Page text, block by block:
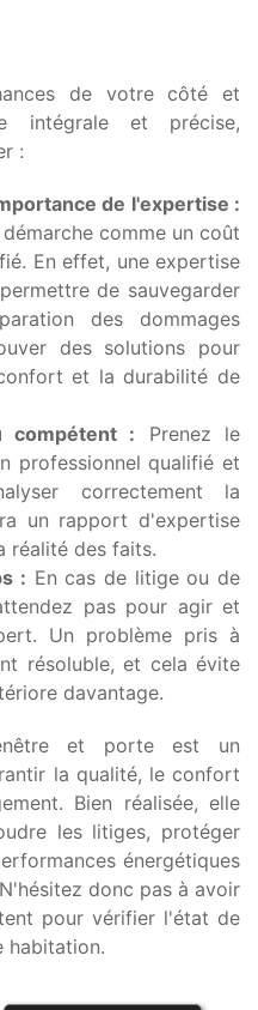
de votre côté et
intégrale et précise,
:
de l'expertise :
comme un coût
En effet, une expertise
de sauvegarder
des dommages
des solutions pour
et la durabilité de
compétent : Prenez le
professionnel qualifié et
correctement la
un rapport d'expertise
réalité des faits.
: En cas de litige ou de
pas pour agir et
Un problème pris à
résoluble, et cela évite
davantage.
et porte est un
la qualité, le confort
Bien réalisée, elle
les litiges, protéger
énergétiques
donc pas à avoir
pour vérifier l'état de
habitation.